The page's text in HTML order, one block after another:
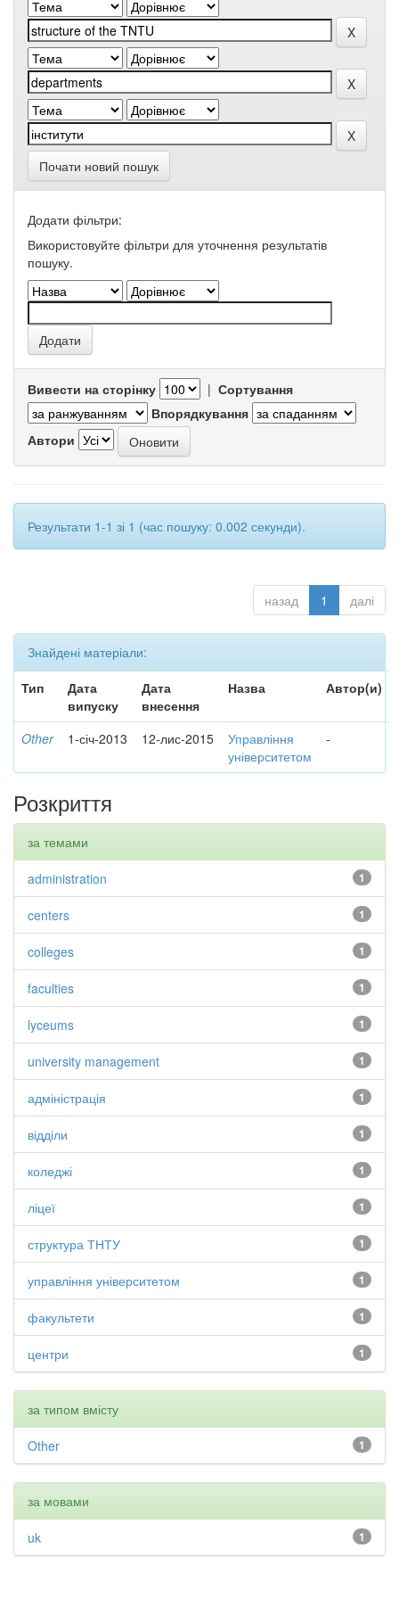
Почати новий пошук
Додати фільтри:
Використовуйте фільтри для уточнення результатів
пошуку.
Вивести на сторінку | Сортування
Впорядкування
Автори
Результати 1-1 зі 1 (час пошуку: 0.002 секунди).
назад 1 далі
Знайдені матеріали:
Тип
Дата
випуску
Дата
внесення
Назва Автор(и)
Other 1-січ-2013 12-лис-2015
Управління
університетом
-
Розкриття
за темами
1
administration
1
centers
1
colleges
1
faculties
1
lyceums
1
university management
1
адміністрація
1
відділи
1
коледжі
1
ліцеї
1
структура ТНТУ
1
управління університетом
1
факультети
1
центри
за типом вмісту
1
Other
за мовами
1
uk